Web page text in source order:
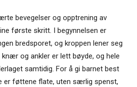
bevegelser og opptrening av
første skritt. I begynnelsen er
bredsporet, og kroppen lener seg
og ankler er lett bøyde, og hele
samtidig. For å gi barnet best
er føttene flate, uten særlig spenst,